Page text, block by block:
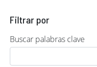
Filtrar por
Buscar palabras clave